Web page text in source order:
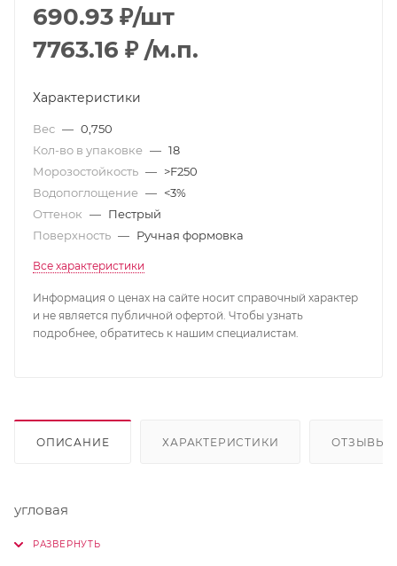
690.93 ₽/шт
7763.16 ₽ /м.п.
Характеристики
Вес — 0,750
Кол-во в упаковке — 18
Морозостойкость — >F250
Водопоглощение — <3%
Оттенок — Пестрый
Поверхность — Ручная формовка
Все характеристики
Информация о ценах на сайте носит справочный характер
и не является публичной офертой. Чтобы узнать
подробнее, обратитесь к нашим специалистам.
ОПИСАНИЕ ХАРАКТЕРИСТИКИ ОТЗЫВЫ
угловая